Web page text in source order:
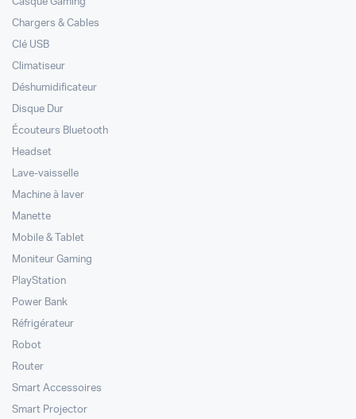
Chargers & Cables
Clé USB
Climatiseur
Déshumidificateur
Disque Dur
Écouteurs Bluetooth
Headset
Lave-vaisselle
Machine à laver
Manette
Mobile & Tablet
Moniteur Gaming
PlayStation
Power Bank
Réfrigérateur
Robot
Router
Smart Accessoires
Smart Projector